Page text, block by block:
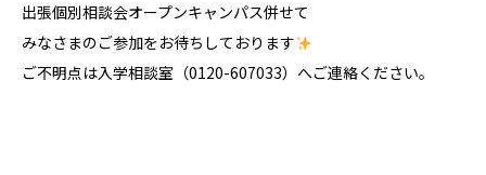
出張個別相談会オープンキャンパス併せて
みなさまのご参加をお待ちしております
ご不明点は入学相談室（0120-607033）へご連絡ください。